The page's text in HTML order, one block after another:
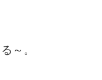
～。